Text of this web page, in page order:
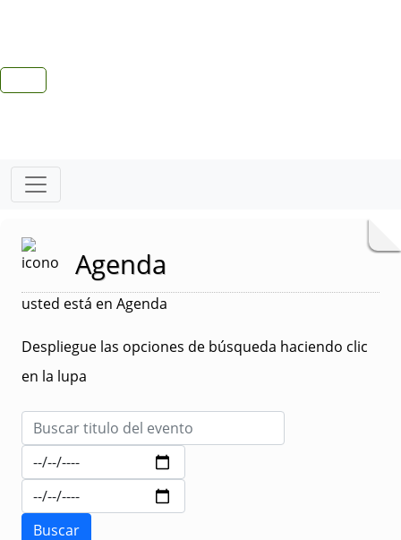
Agenda
usted está en Agenda
Despliegue las opciones de búsqueda haciendo clic
en la lupa